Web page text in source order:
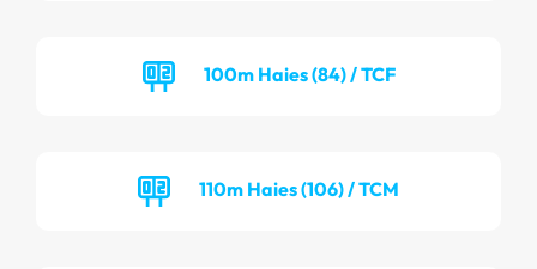
100m Haies (84) / TCF
110m Haies (106) / TCM